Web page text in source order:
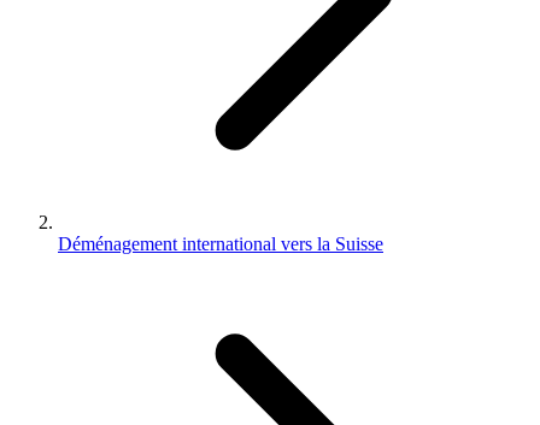
Déménagement international vers la Suisse